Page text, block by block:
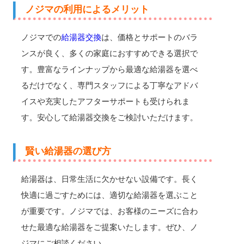
ノジマの利用によるメリット
ノジマでの給湯器交換は、価格とサポートのバラ
ンスが良く、多くの家庭におすすめできる選択で
す。豊富なラインナップから最適な給湯器を選べ
るだけでなく、専門スタッフによる丁寧なアドバ
イスや充実したアフターサポートも受けられま
す。安心して給湯器交換をご検討いただけます。
賢い給湯器の選び方
給湯器は、日常生活に欠かせない設備です。長く
快適に過ごすためには、適切な給湯器を選ぶこと
が重要です。ノジマでは、お客様のニーズに合わ
せた最適な給湯器をご提案いたします。ぜひ、ノ